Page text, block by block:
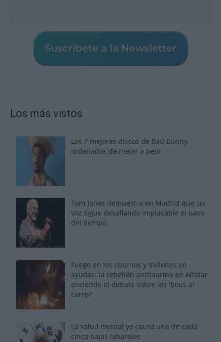
Los más vistos
Los 7 mejores discos de Bad Bunny,
ordenados de mejor a peor
Tom Jones demuestra en Madrid que su
voz sigue desafiando implacable el paso
del tiempo
Fuego en los cuernos y millones en
ayudas: la rebelión antitaurina en Alfafar
enciende el debate sobre los 'bous al
carrer'
La salud mental ya causa una de cada
cinco bajas laborales